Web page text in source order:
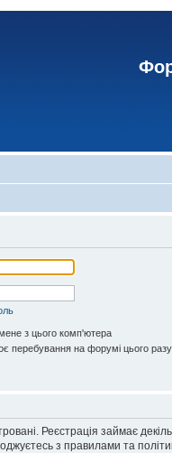
з цього комп'ютера
перебування на форумі цього разу
Реєстрація займає
з правилами та